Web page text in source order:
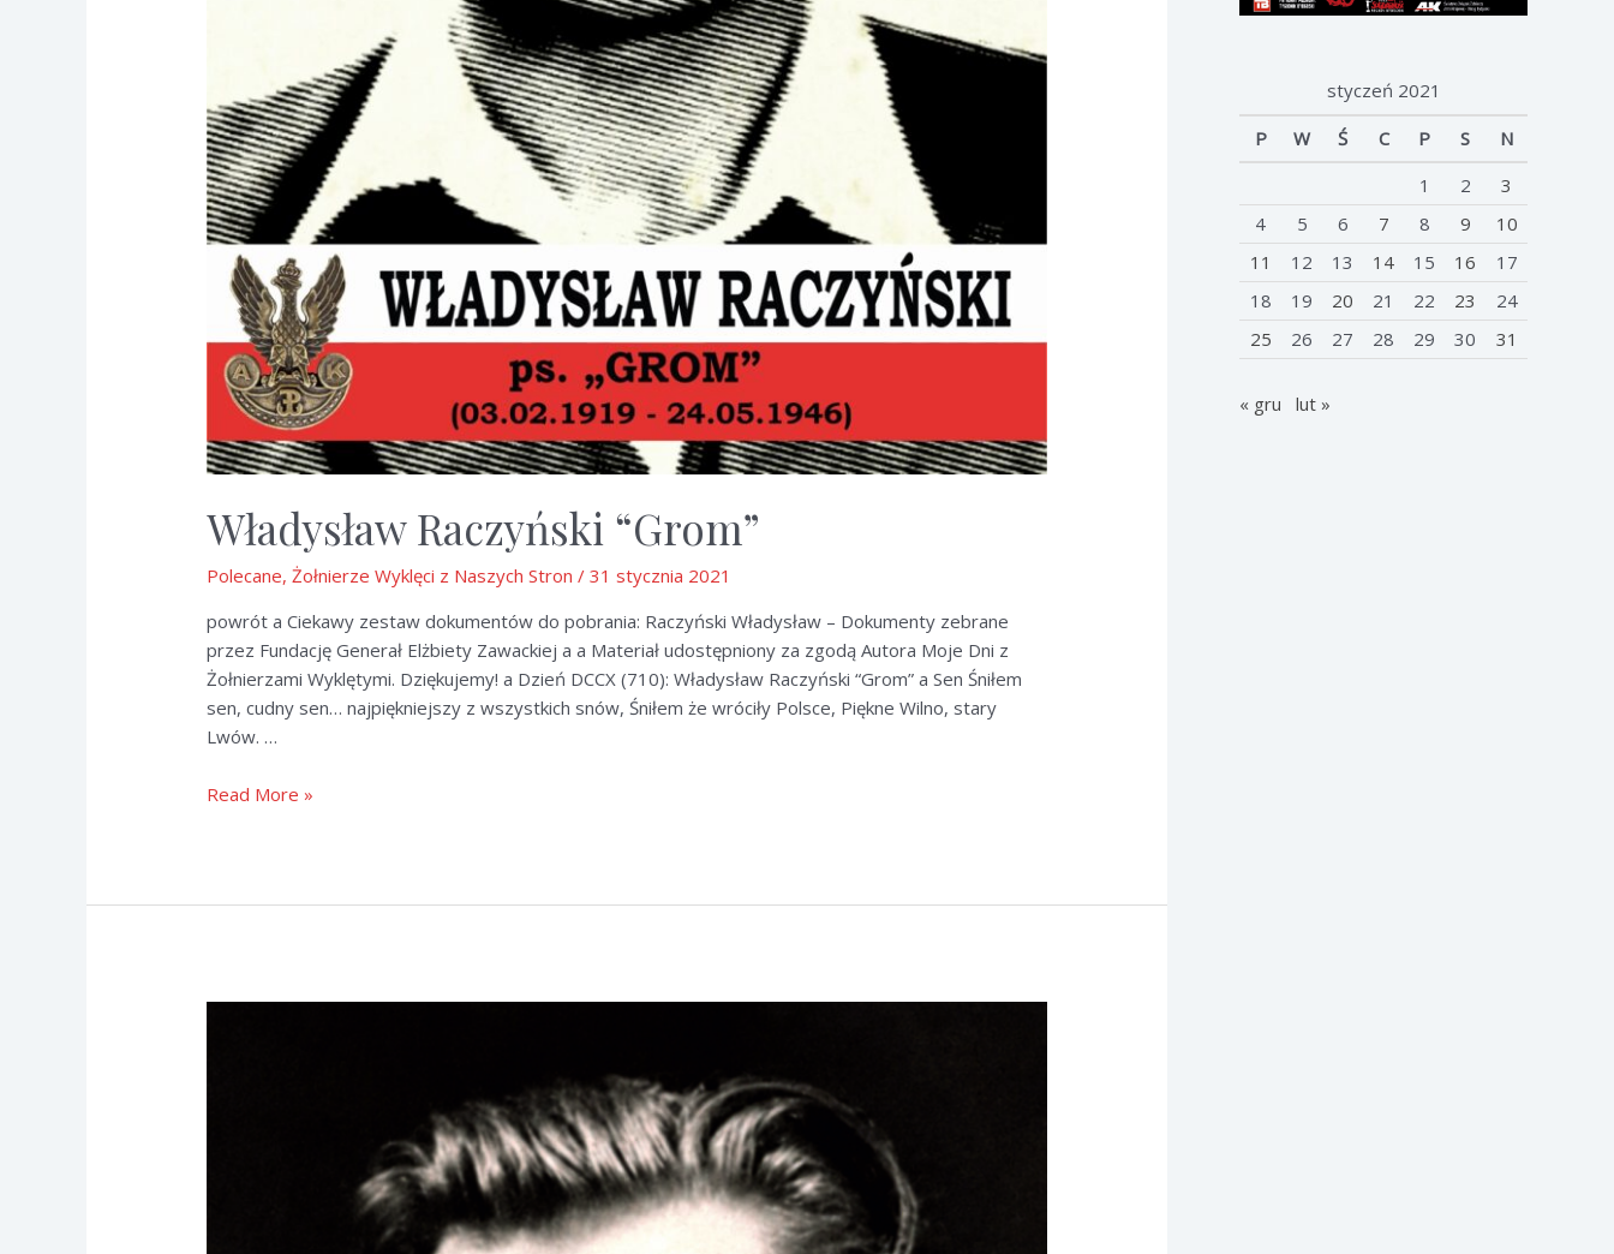
Władysław Raczyński “Grom”
Polecane,Żołnierze Wyklęci z Naszych Stron /31 stycznia 2021
powrót a Ciekawy zestaw dokumentów do pobrania: Raczyński Władysław – Dokumenty zebrane
przez Fundację Generał Elżbiety Zawackiej a a Materiał udostępniony za zgodą Autora Moje Dni z
Żołnierzami Wyklętymi. Dziękujemy! a Dzień DCCX (710): Władysław Raczyński “Grom” a Sen Śniłem
sen, cudny sen… najpiękniejszy z wszystkich snów, Śniłem że wróciły Polsce, Piękne Wilno, stary
Lwów. …
Władysław
Read More »
styczeń 2021
P
W Ś C P S
N
1
2
3
4
5 6 7 8 9
10
11
12 13 14 15 16
17
18
19 20 21 22 23
24
25
26 27 28 29 30 31
« gru lut »